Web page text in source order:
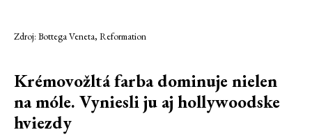
Zdroj: Bottega Veneta, Reformation
Krémovožltá farba dominuje nielen
na móle. Vyniesli ju aj hollywoodske
hviezdy